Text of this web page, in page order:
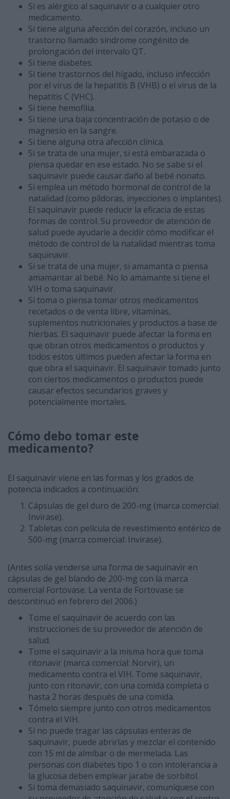
Si es alérgico al saquinavir o a cualquier otro
medicamento.
Si tiene alguna afección del corazón, incluso un
trastorno llamado síndrome congénito de
prolongación del intervalo QT.
Si tiene diabetes.
Si tiene trastornos del hígado, incluso infección
por el virus de la hepatitis B (VHB) o el virus de la
hepatitis C (VHC).
Si tiene hemofilia.
Si tiene una baja concentración de potasio o de
magnesio en la sangre.
Si tiene alguna otra afección clínica.
Si se trata de una mujer, si está embarazada o
piensa quedar en ese estado. No se sabe si el
saquinavir puede causar daño al bebé nonato.
Si emplea un método hormonal de control de la
natalidad (como píldoras, inyecciones o implantes).
El saquinavir puede reducir la eficacia de estas
formas de control. Su proveedor de atención de
salud puede ayudarle a decidir cómo modificar el
método de control de la natalidad mientras toma
saquinavir.
Si se trata de una mujer, si amamanta o piensa
amamantar al bebé. No lo amamante si tiene el
VIH o toma saquinavir.
Si toma o piensa tomar otros medicamentos
recetados o de venta libre, vitaminas,
suplementos nutricionales y productos a base de
hierbas. El saquinavir puede afectar la forma en
que obran otros medicamentos o productos y
todos estos últimos pueden afectar la forma en
que obra el saquinavir. El saquinavir tomado junto
con ciertos medicamentos o productos puede
causar efectos secundarios graves y
potencialmente mortales.
Cómo debo tomar este
medicamento?
El saquinavir viene en las formas y los grados de
potencia indicados a continuación:
Cápsulas de gel duro de 200-mg (marca comercial:
Invirase).
Tabletas con película de revestimiento entérico de
500-mg (marca comercial: Invirase).
(Antes solía venderse una forma de saquinavir en
cápsulas de gel blando de 200-mg con la marca
comercial Fortovase. La venta de Fortovase se
descontinuó en febrero del 2006.)
Tome el saquinavir de acuerdo con las
instrucciones de su proveedor de atención de
salud.
Tome el saquinavir a la misma hora que toma
ritonavir (marca comercial: Norvir), un
medicamento contra el VIH. Tome saquinavir,
junto con ritonavir, con una comida completa o
hasta 2 horas después de una comida.
Tómelo siempre junto con otros medicamentos
contra el VIH.
Si no puede tragar las cápsulas enteras de
saquinavir, puede abrirlas y mezclar el contenido
con 15 ml de almíbar o de mermelada. Las
personas con diabetes tipo 1 o con intolerancia a
la glucosa deben emplear jarabe de sorbitol.
Si toma demasiado saquinavir, comuníquese con